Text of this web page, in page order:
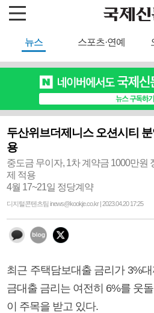
뉴스 스포츠·연예
두산위브더제니스 오션시티
용
중도금 무이자, 1차 계약금 1000만원
제 적용
4월 17~21일 정당계약
디지털콘텐츠팀 inews@kookje.co.kr | 2023.04.20 17:25
최근 주택담보대출 금리가 3%
금대출 금리는 여전히 6%를 웃
이 주목을 받고 있다.